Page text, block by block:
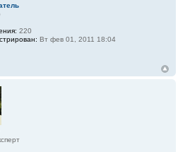
220
Вт фев 01, 2011 18:04